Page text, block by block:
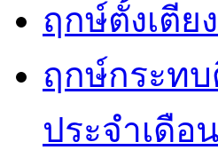
ฤกษ์ตั้งเตีย
ฤกษ์กระท
ประจำเดือ